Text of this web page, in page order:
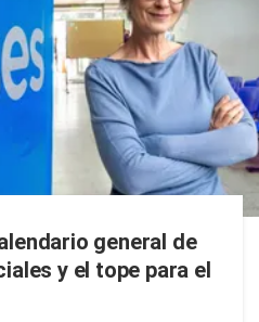
general de
y el tope para el